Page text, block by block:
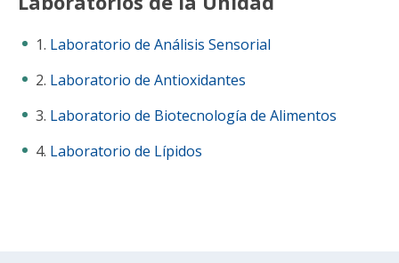
1. Laboratorio de Análisis Sensorial
2. Laboratorio de Antioxidantes
3. Laboratorio de Biotecnología de Alimentos
4. Laboratorio de Lípidos